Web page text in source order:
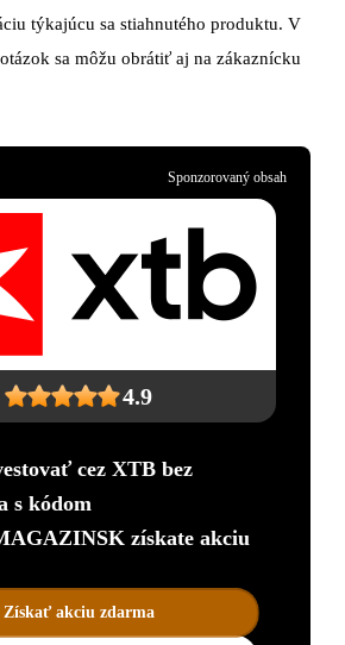
týkajúcu sa stiahnutého produktu. V
sa môžu obrátiť aj na zákaznícku
4.9
cez XTB bez
s kódom
získate akciu
Získať akciu zdarma
Sponzorovaný obsah